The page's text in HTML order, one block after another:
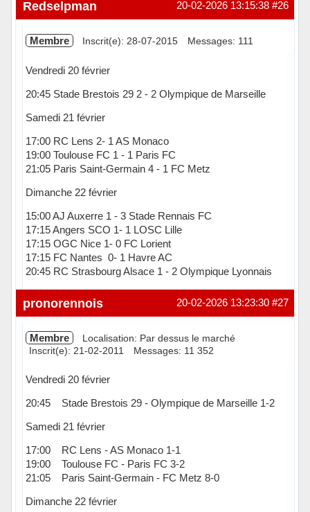
#26
20-02-2026 13:15:38
Redselpman
Membre Inscrit(e): 28-07-2015 Messages: 111
Vendredi 20 février
20:45 Stade Brestois 29 2 - 2 Olympique de Marseille
Samedi 21 février
17:00 RC Lens 2- 1 AS Monaco
19:00 Toulouse FC 1 - 1 Paris FC
21:05 Paris Saint-Germain 4 - 1 FC Metz
Dimanche 22 février
15:00 AJ Auxerre 1 - 3 Stade Rennais FC
17:15 Angers SCO 1- 1 LOSC Lille
17:15 OGC Nice 1- 0 FC Lorient
17:15 FC Nantes 0- 1 Havre AC
20:45 RC Strasbourg Alsace 1 - 2 Olympique Lyonnais
Hors ligne #27
20-02-2026 13:23:30
pronorennois
Membre
Localisation: Par dessus le marché
Inscrit(e): 21-02-2011
Messages: 11 352
Vendredi 20 février
20:45 Stade Brestois 29 - Olympique de Marseille 1-2
Samedi 21 février
17:00 RC Lens - AS Monaco 1-1
19:00 Toulouse FC - Paris FC 3-2
21:05 Paris Saint-Germain - FC Metz 8-0
Dimanche 22 février